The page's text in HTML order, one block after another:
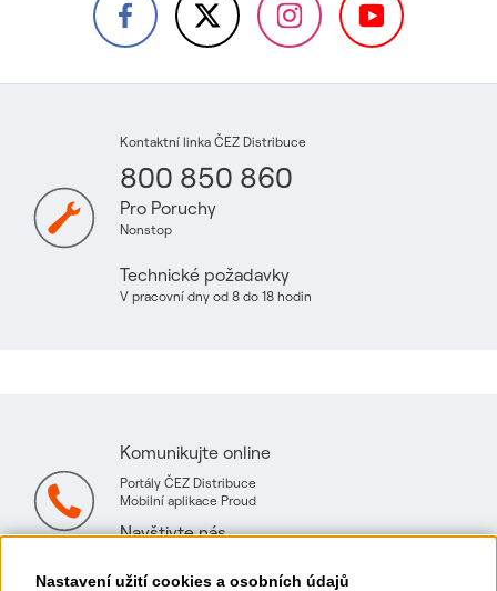
Nastavení užití cookies a osobních údajů
Kontaktní linka ČEZ Distribuce
800 850 860
Pro Poruchy
Nonstop
Technické požadavky
V pracovní dny od 8 do 18 hodin
Komunikujte online
Portály ČEZ Distribuce
Mobilní aplikace Proud
Navštivte nás